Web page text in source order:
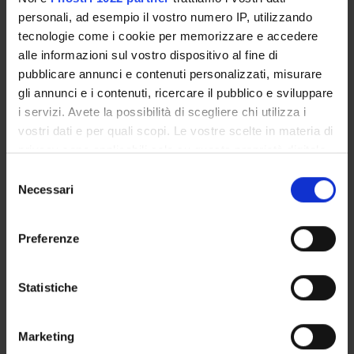
personali, ad esempio il vostro numero IP, utilizzando
tecnologie come i cookie per memorizzare e accedere
alle informazioni sul vostro dispositivo al fine di
pubblicare annunci e contenuti personalizzati, misurare
gli annunci e i contenuti, ricercare il pubblico e sviluppare
i servizi. Avete la possibilità di scegliere chi utilizza i
vostri dati e per quali scopi. Le vostre scelte in materia di
privacy sono applicabili solo su questa proprietà digitale
modificare o revocare il proprio consenso in qualsiasi
momento dalla Dichiarazione sui cookie o facendo clic
raccogliere informazioni sulla tua posizione
geografica, con un'approssimazione di qualche
Identificare il tuo dispositivo, scansionandolo
delNecessari
Preferenze
Statistiche
Marketing
Health Care Sciences & Services
Infectious Diseases
Medical Laboratory Technology
Medicine
Microbiology
Pharmacology & Pharmacy
Public, Environmental & Occupational Health
SEZIONI
DOTTORATI DI RICERCA